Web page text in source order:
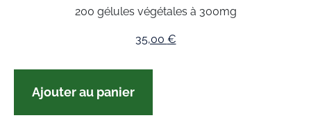
200 gélules végétales à 300mg
35,00 €
Ajouter au panier